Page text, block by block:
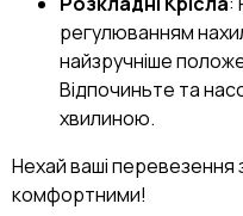
регулюванням
найзручніше
Відпочиньте та
хвилиною.
Нехай ваші
комфортними!